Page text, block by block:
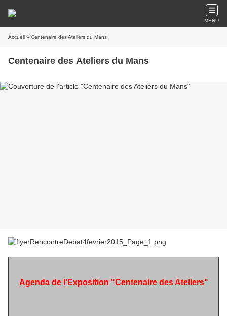
MENU
Accueil » Centenaire des Ateliers du Mans
Centenaire des Ateliers du Mans
Agenda de l'Exposition "Centenaire des Ateliers"